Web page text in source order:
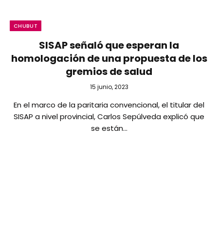
CHUBUT
SISAP señaló que esperan la
homologación de una propuesta de los
gremios de salud
15 junio, 2023
En el marco de la paritaria convencional, el titular del
SISAP a nivel provincial, Carlos Sepúlveda explicó que
se están…